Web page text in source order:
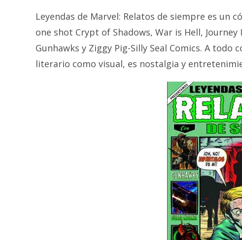
Leyendas de Marvel: Relatos de siempre es un
one shot Crypt of Shadows, War is Hell,
Gunhawks y Ziggy Pig-Silly Seal Comics. A
literario como visual, es nostalgia y